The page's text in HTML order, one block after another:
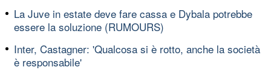
La Juve in estate deve fare cassa e Dybala potrebbe
essere la soluzione (RUMOURS)
Inter, Castagner: 'Qualcosa si è rotto, anche la società
è responsabile'